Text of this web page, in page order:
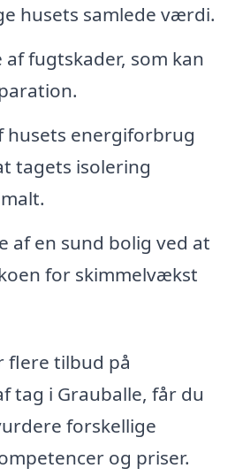
husets samlede værdi.
af fugtskader, som kan
husets energiforbrug
tagets isolering
af en sund bolig ved at
for skimmelvækst
flere tilbud på
tag i Grauballe, får du
forskellige
og priser.